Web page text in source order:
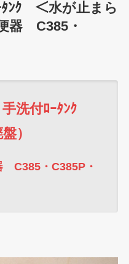
ﾝｸ ＜水が止まら
C385・
洗付ﾛｰﾀﾝｸ
）
C385・C385P・